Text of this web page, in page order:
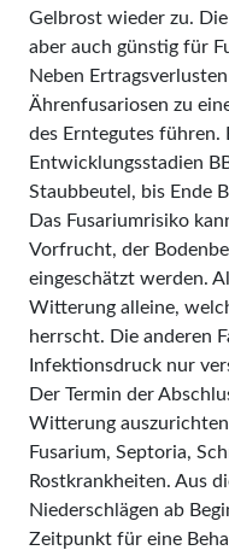
Gelbrost wieder zu.
aber auch günstig für
Neben
Ährenfusariosen zu
des Erntegutes führen.
Entwicklungsstadien
Staubbeutel, bis Ende
Das Fusariumrisiko
Vorfrucht, der
eingeschätzt werden.
Witterung alleine,
herrscht. Die anderen
Infektionsdruck nur
Der Termin der
Witterung
Fusarium, Septoria,
Rostkrankheiten. Aus
Niederschlägen ab
Zeitpunkt für eine